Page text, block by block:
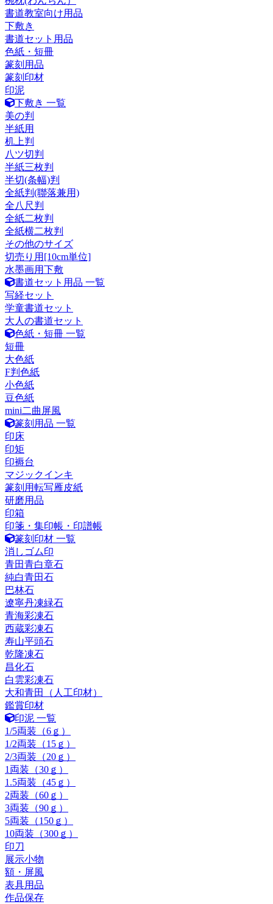
書道教室向け用品
下敷き
書道セット用品
色紙・短冊
篆刻用品
篆刻印材
印泥
下敷き 一覧
美の判
半紙用
机上判
八ツ切判
半紙三枚判
半切(条幅)判
全紙判(聯落兼用)
全八尺判
全紙二枚判
全紙横二枚判
その他のサイズ
切売り用[10cm単位]
水墨画用下敷
書道セット用品 一覧
写経セット
学童書道セット
大人の書道セット
色紙・短冊 一覧
短冊
大色紙
F判色紙
小色紙
豆色紙
mini二曲屏風
篆刻用品 一覧
印床
印矩
印褥台
マジックインキ
篆刻用転写雁皮紙
研磨用品
印箱
印箋・集印帳・印譜帳
篆刻印材 一覧
消しゴム印
青田青白章石
純白青田石
巴林石
遼寧丹凍緑石
青海彩凍石
西蔵彩凍石
寿山平頭石
乾隆凍石
昌化石
白雲彩凍石
大和青田（人工印材）
鑑賞印材
印泥 一覧
1/5両装（6ｇ）
1/2両装（15ｇ）
2/3両装（20ｇ）
1両装（30ｇ）
1.5両装（45ｇ）
2両装（60ｇ）
3両装（90ｇ）
5両装（150ｇ）
10両装（300ｇ）
印刀
展示小物
額・屏風
表具用品
作品保存